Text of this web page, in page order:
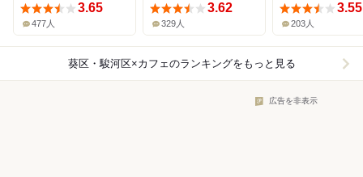
3.65
477人
3.62
329人
3.55
203人
葵区・駿河区×カフェのランキングをもっと見る
広告を非表示